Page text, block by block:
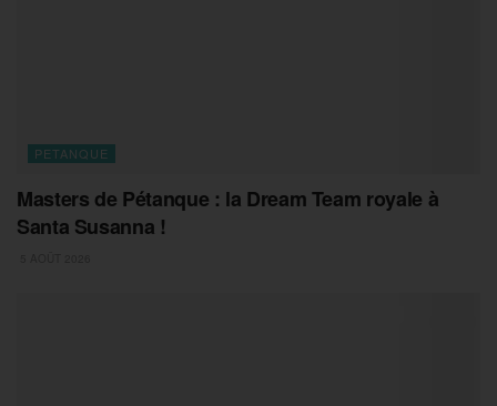
PETANQUE
Masters de Pétanque : la Dream Team royale à
Santa Susanna !